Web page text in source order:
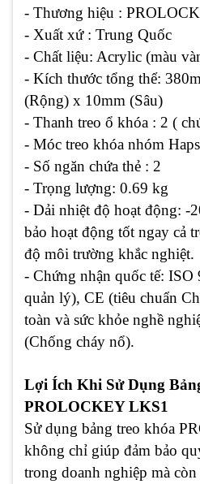
- Thương hiệu :
- Xuất xứ : Trung Quốc
- Chất liệu: Acrylic (màu
- Kích thước tổng thể:
(Rộng) x 10mm (Sâu)
- Thanh treo ổ khóa : 2 (
- Móc treo khóa nhóm
- Số ngăn chứa thẻ : 2
- Trọng lượng: 0.69 kg
- Dải nhiệt độ hoạt động: -
bảo hoạt động tốt ngay cả
độ môi trường khắc nghiệt.
- Chứng nhận quốc tế: ISO
quản lý), CE (tiêu chuẩn
toàn và sức khỏe nghề
(Chống cháy nổ).
Lợi Ích Khi Sử Dụng
PROLOCKEY LKS1
Sử dụng bảng treo khóa
không chỉ giúp đảm bảo
trong doanh nghiệp mà